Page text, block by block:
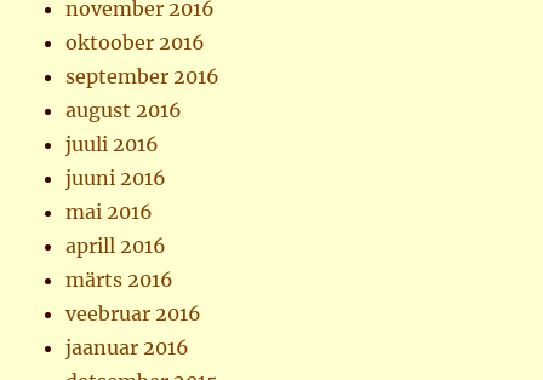
november 2016
oktoober 2016
september 2016
august 2016
juuli 2016
juuni 2016
mai 2016
aprill 2016
märts 2016
veebruar 2016
jaanuar 2016